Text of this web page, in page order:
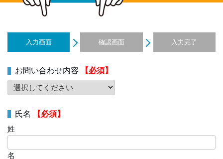
入力画面 確認画面 入力完了
お問い合わせ内容 【必須】
氏名
【必須】
姓
名